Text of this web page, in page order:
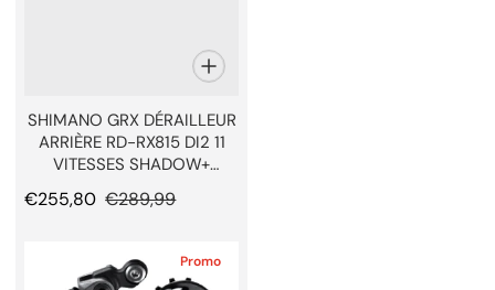
SHIMANO GRX DÉRAILLEUR
ARRIÈRE RD-RX815 DI2 11
VITESSES SHADOW+
DIRECT MOUNT 34D MAX
Prix promotionnel
€255,80 Prix normal
€289,99
Promo